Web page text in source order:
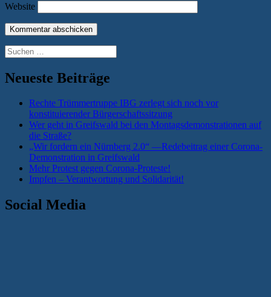
Website
Suchen
nach:
Neueste Beiträge
Rechte Trümmertruppe IBG zerlegt sich noch vor
konstituierender Bürgerschaftssitzung
Wer geht in Greifswald bei den Montagsdemonstrationen auf
die Straße?
„Wir fordern ein Nürnberg 2.0“ —Redebeitrag einer Corona-
Demonstration in Greifswald
Mehr Protest gegen Corona-Proteste!
Impfen – Verantwortung und Solidarität!
Social Media